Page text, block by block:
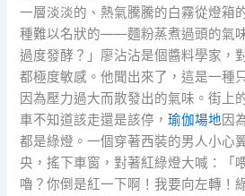
一層淡淡的、熱氣騰騰的白霧從燈箱
種難以名狀的——麵粉蒸煮過頭的氣
過度發酵？」廖沾沾是個醬料學家，
都極度敏感。他聞出來了，這是一種
因為壓力過大而散發出的氣味。街上
車不知道該走還是該停，瑜伽場地因
都是綠燈。一個穿著西裝的男人小心
央，搖下車窗，對著紅綠燈大喊：「
嚕？你倒是紅一下啊！我要向左轉！